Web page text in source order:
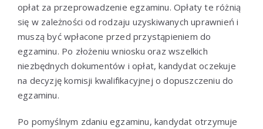
opłat za przeprowadzenie egzaminu. Opłaty te różnią
się w zależności od rodzaju uzyskiwanych uprawnień i
muszą być wpłacone przed przystąpieniem do
egzaminu. Po złożeniu wniosku oraz wszelkich
niezbędnych dokumentów i opłat, kandydat oczekuje
na decyzję komisji kwalifikacyjnej o dopuszczeniu do
egzaminu.
Po pomyślnym zdaniu egzaminu, kandydat otrzymuje